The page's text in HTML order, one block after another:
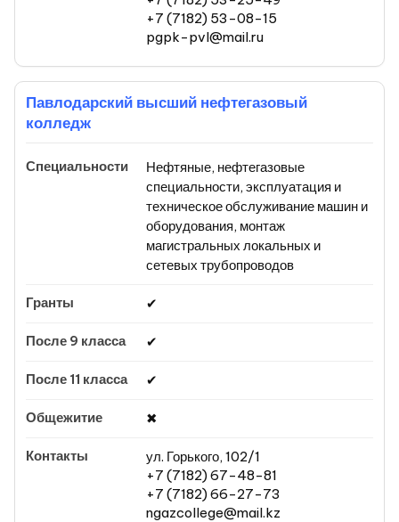
+7 (7182) 53-08-15
pgpk-pvl@mail.ru
Павлодарский высший нефтегазовый
колледж
Нефтяные, нефтегазовые
специальности, эксплуатация и
техническое обслуживание машин и
оборудования, монтаж
магистральных локальных и
сетевых трубопроводов
✔
✔
✔
✖
ул. Горького, 102/1
+7 (7182) 67-48-81
+7 (7182) 66-27-73
ngazcollege@mail.kz